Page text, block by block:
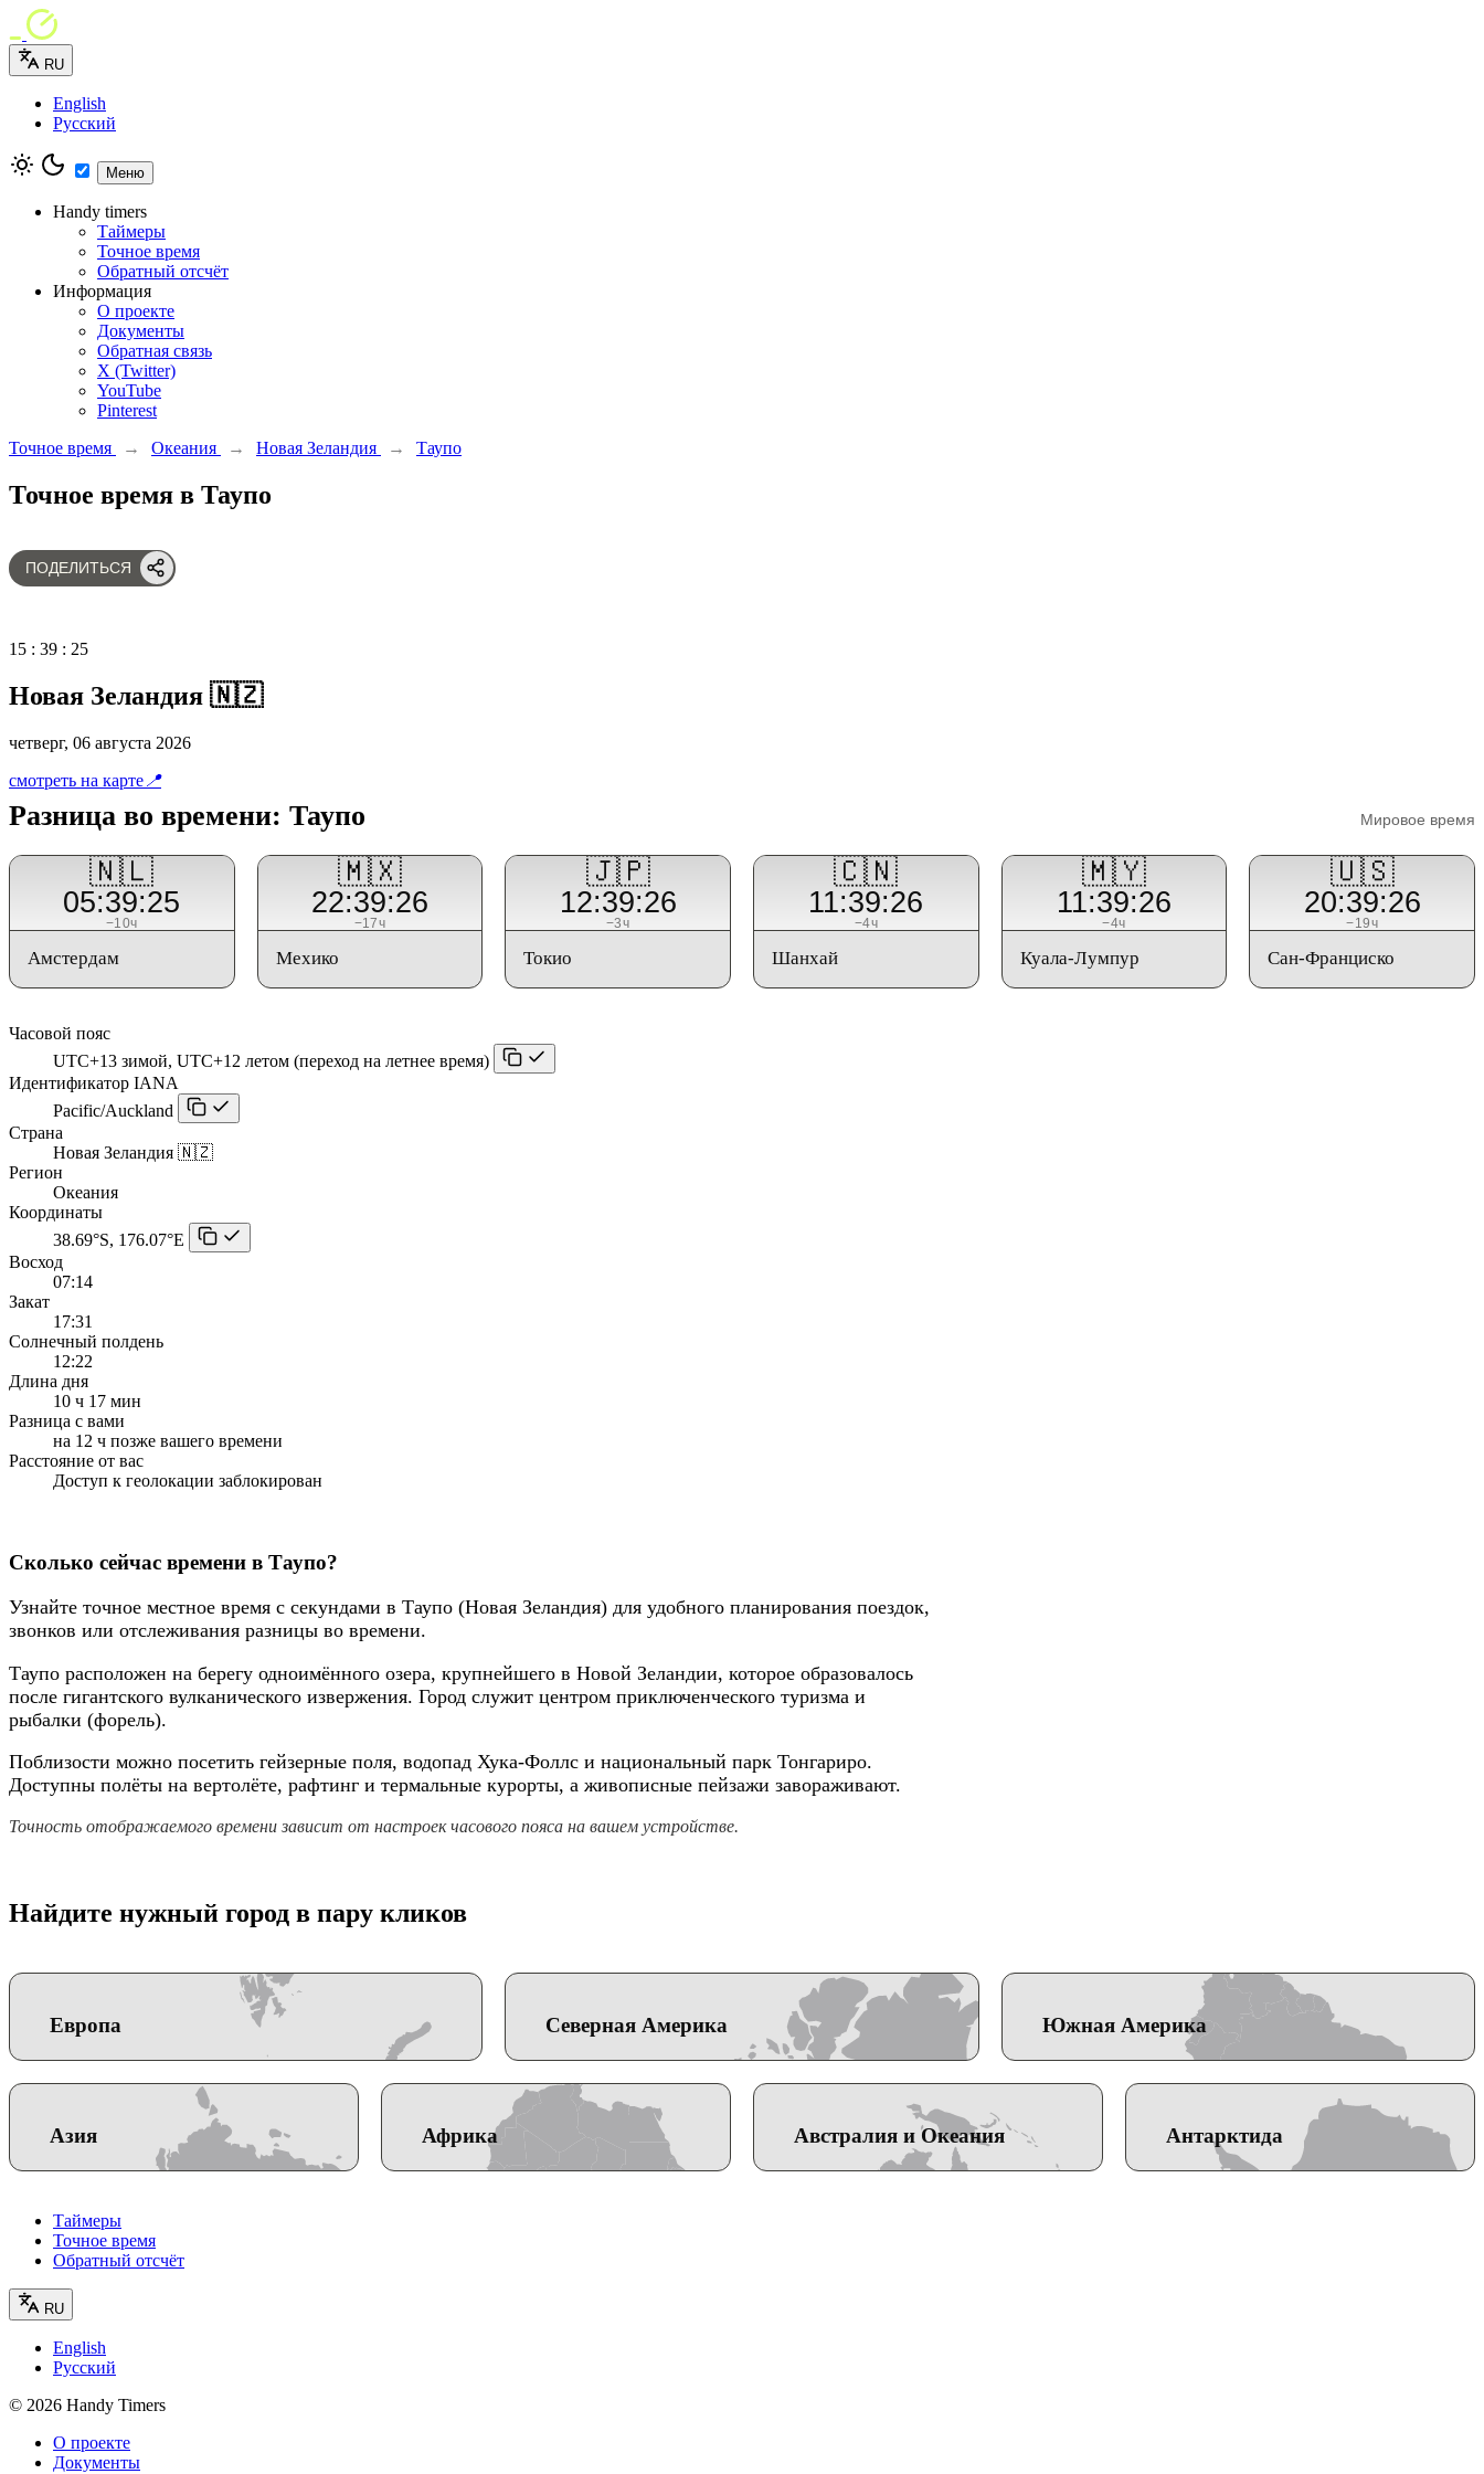
RU
English
Русский
Меню
Handy timers
Таймеры
Точное время
Обратный отсчёт
Информация
О проекте
Документы
Обратная связь
X (Twitter)
YouTube
Pinterest
Точное время
→ Океания → Новая Зеландия → Таупо
Точное время в Таупо
ПОДЕЛИТЬСЯ
15 : 39 : 25
Новая Зеландия 🇳🇿
четверг, 06 августа 2026
смотреть на карте 📍
Разница во времени: Таупо Мировое время
🇳🇱
05:39:25
−10ч
Амстердам
🇲🇽
22:39:26
−17ч
Мехико
🇯🇵
12:39:26
−3ч
Токио
🇨🇳
11:39:26
−4ч
Шанхай
🇲🇾
11:39:26
−4ч
Куала-Лумпур
🇺🇸
20:39:26
−19ч
Сан-Франциско
Часовой пояс
UTC+13 зимой, UTC+12 летом (переход на летнее время)
Идентификатор IANA
Pacific/Auckland
Страна
Новая Зеландия 🇳🇿
Регион
Океания
Координаты
38.69°S, 176.07°E
Восход
07:14
Закат
17:31
Солнечный полдень
12:22
Длина дня
10 ч 17 мин
Разница с вами
на 12 ч позже вашего времени
Расстояние от вас
Доступ к геолокации заблокирован
Сколько сейчас времени в Таупо?
Узнайте точное местное время с секундами в Таупо (Новая Зеландия) для удобного планирования поездок,
звонков или отслеживания разницы во времени.
Таупо расположен на берегу одноимённого озера, крупнейшего в Новой Зеландии, которое образовалось
после гигантского вулканического извержения. Город служит центром приключенческого туризма и
рыбалки (форель).
Поблизости можно посетить гейзерные поля, водопад Хука-Фоллс и национальный парк Тонгариро.
Доступны полёты на вертолёте, рафтинг и термальные курорты, а живописные пейзажи завораживают.
Точность отображаемого времени зависит от настроек часового пояса на вашем устройстве.
Найдите нужный город в пару кликов
Европа Северная Америка Южная Америка
Азия Африка Австралия и Океания Антарктида
Таймеры
Точное время
Обратный отсчёт
RU
English
Русский
© 2026 Handy Timers
О проекте
Документы